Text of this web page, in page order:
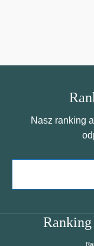
Nasz ranking